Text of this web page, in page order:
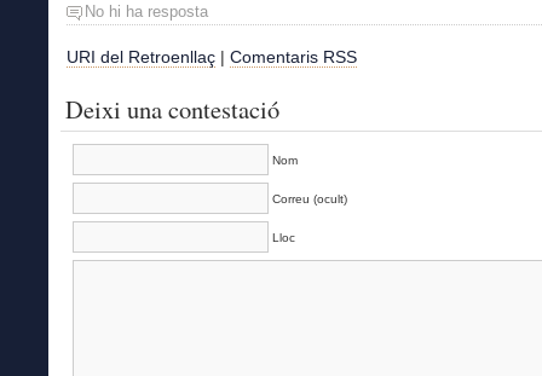
No hi ha resposta
URI del Retroenllaç | Comentaris RSS
Deixi una contestació
Nom
Correu (ocult)
Lloc